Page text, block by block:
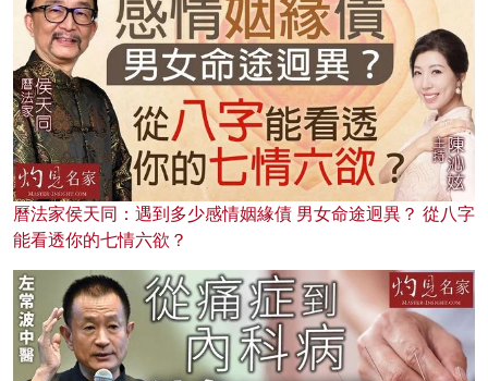
曆法家侯天同：遇到多少感情姻緣債 男女命途迥異？ 從八字
能看透你的七情六欲？